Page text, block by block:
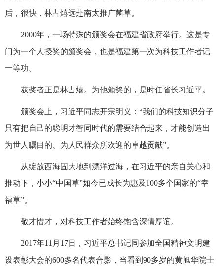
后，很快，林占熺远赴南太推广菌草。
2000年，一场特殊的颁奖会在福建省政府举行。这是专
门为一个人授奖的颁奖会，也是福建第一次为科技工作者记
一等功。
获奖者正是林占熺。为他颁奖的，是时任省长习近平。
颁奖会上，习近平同志开宗明义：“我们的科技知识分子
只有把自己的聪明才智同时代的需要结合起来，才能创造出
为世人瞩目的、为人民群众所欢迎的卓越贡献”。
从绽放西海固大地到漂洋过海，在习近平的亲自关心和
推动下，小小“中国草”如今已成长为惠及100多个国家的“幸
福草”。
敬才惜才，对科技工作者始终饱含深情厚谊。
2017年11月17日，习近平总书记同参加全国精神文明建
设表彰大会的600多名代表合影，当看到90多岁的黄旭华院士